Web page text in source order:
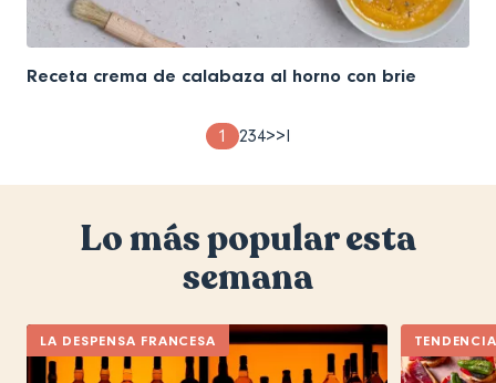
Receta crema de calabaza al horno con brie
Page
1 Page
2Page
3Page
4Next
>Last
>I
Lo más popular esta
semana
LA DESPENSA FRANCESA